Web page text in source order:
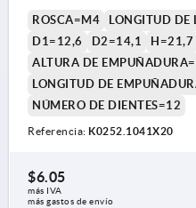
ROSCA=M4 LONGITUD DE
D1=12,6
D2=14,1 H=21,7
ALTURA DE
LONGITUD DE
NÚMERO DE DIENTES=12
Referencia: K0252.1041X20
$6.05
más IVA
más gastos de envío